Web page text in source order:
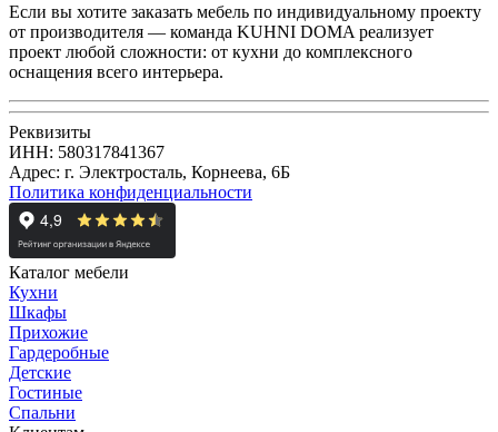
Если вы хотите заказать мебель по индивидуальному проекту
от производителя — команда KUHNI DOMA реализует
проект любой сложности: от кухни до комплексного
оснащения всего интерьера.
Реквизиты
ИНН: 580317841367
Адрес: г. Электросталь, Корнеева, 6Б
Политика конфиденциальности
Каталог мебели
Кухни
Шкафы
Прихожие
Гардеробные
Детские
Гостиные
Спальни